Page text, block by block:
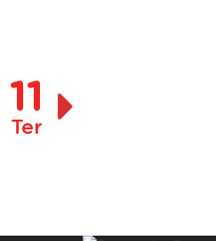
11
Ter